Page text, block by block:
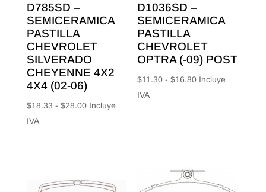
D785SD –
SEMICERAMICA
PASTILLA
CHEVROLET
SILVERADO
CHEYENNE 4X2
4X4 (02-06)
$18.33 - $28.00Rango
hasta
Incluye
IVA
D1036SD –
SEMICERAMICA
PASTILLA
CHEVROLET
OPTRA (-09) POST
$11.30 - $16.80Rango
$16.80
Incluye
IVA